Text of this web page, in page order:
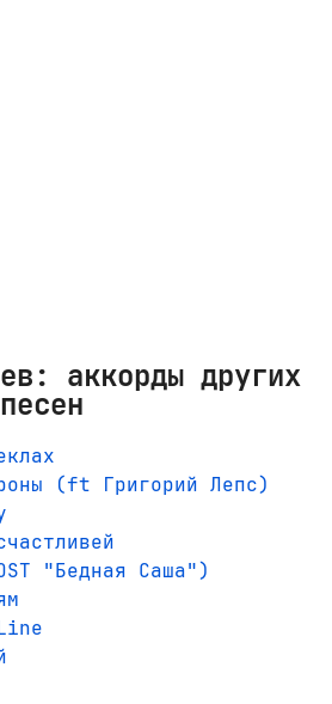
аккорды других
(ft Григорий Лепс)
"Бедная Саша")